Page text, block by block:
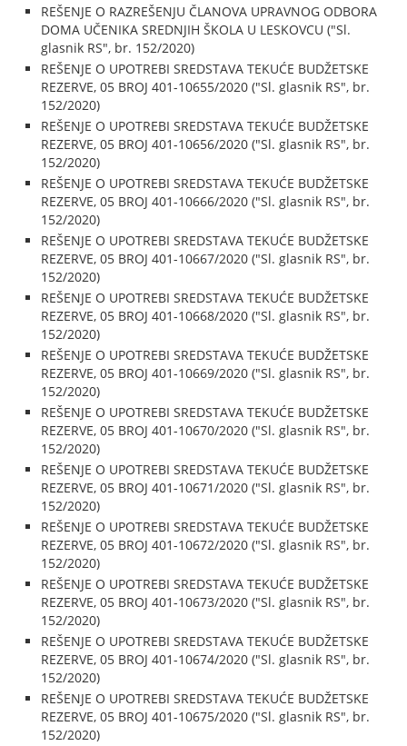
REŠENJE O RAZREŠENJU ČLANOVA UPRAVNOG ODBORA
DOMA UČENIKA SREDNJIH ŠKOLA U LESKOVCU ("Sl.
glasnik RS", br. 152/2020)
REŠENJE O UPOTREBI SREDSTAVA TEKUĆE BUDŽETSKE
REZERVE, 05 BROJ 401-10655/2020 ("Sl. glasnik RS", br.
152/2020)
REŠENJE O UPOTREBI SREDSTAVA TEKUĆE BUDŽETSKE
REZERVE, 05 BROJ 401-10656/2020 ("Sl. glasnik RS", br.
152/2020)
REŠENJE O UPOTREBI SREDSTAVA TEKUĆE BUDŽETSKE
REZERVE, 05 BROJ 401-10666/2020 ("Sl. glasnik RS", br.
152/2020)
REŠENJE O UPOTREBI SREDSTAVA TEKUĆE BUDŽETSKE
REZERVE, 05 BROJ 401-10667/2020 ("Sl. glasnik RS", br.
152/2020)
REŠENJE O UPOTREBI SREDSTAVA TEKUĆE BUDŽETSKE
REZERVE, 05 BROJ 401-10668/2020 ("Sl. glasnik RS", br.
152/2020)
REŠENJE O UPOTREBI SREDSTAVA TEKUĆE BUDŽETSKE
REZERVE, 05 BROJ 401-10669/2020 ("Sl. glasnik RS", br.
152/2020)
REŠENJE O UPOTREBI SREDSTAVA TEKUĆE BUDŽETSKE
REZERVE, 05 BROJ 401-10670/2020 ("Sl. glasnik RS", br.
152/2020)
REŠENJE O UPOTREBI SREDSTAVA TEKUĆE BUDŽETSKE
REZERVE, 05 BROJ 401-10671/2020 ("Sl. glasnik RS", br.
152/2020)
REŠENJE O UPOTREBI SREDSTAVA TEKUĆE BUDŽETSKE
REZERVE, 05 BROJ 401-10672/2020 ("Sl. glasnik RS", br.
152/2020)
REŠENJE O UPOTREBI SREDSTAVA TEKUĆE BUDŽETSKE
REZERVE, 05 BROJ 401-10673/2020 ("Sl. glasnik RS", br.
152/2020)
REŠENJE O UPOTREBI SREDSTAVA TEKUĆE BUDŽETSKE
REZERVE, 05 BROJ 401-10674/2020 ("Sl. glasnik RS", br.
152/2020)
REŠENJE O UPOTREBI SREDSTAVA TEKUĆE BUDŽETSKE
REZERVE, 05 BROJ 401-10675/2020 ("Sl. glasnik RS", br.
152/2020)